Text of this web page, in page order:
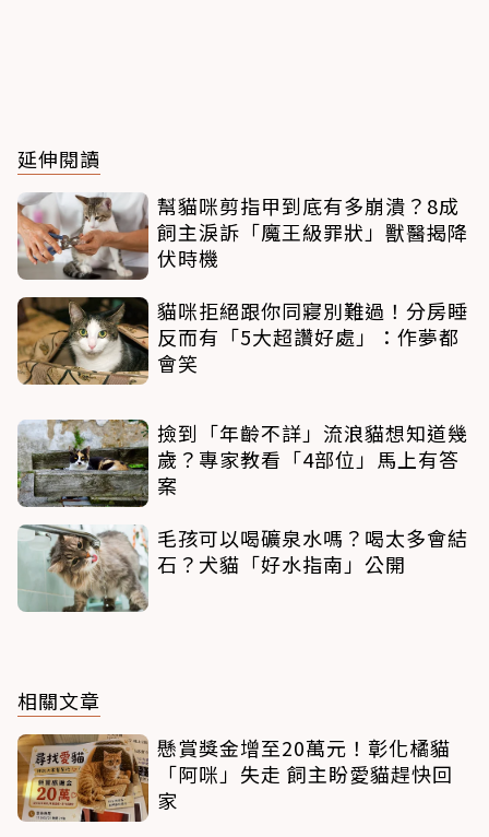
延伸閱讀
幫貓咪剪指甲到底有多崩潰？8成
飼主淚訴「魔王級罪狀」獸醫揭降
伏時機
貓咪拒絕跟你同寢別難過！分房睡
反而有「5大超讚好處」：作夢都
會笑
撿到「年齡不詳」流浪貓想知道幾
歲？專家教看「4部位」馬上有答
案
毛孩可以喝礦泉水嗎？喝太多會結
石？犬貓「好水指南」公開
相關文章
懸賞獎金增至20萬元！彰化橘貓
「阿咪」失走 飼主盼愛貓趕快回
家